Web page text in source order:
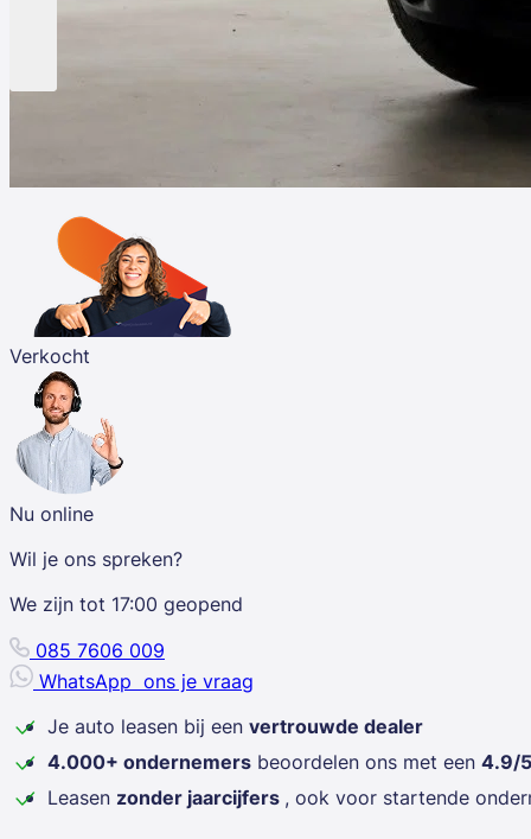
Verkocht
Nu online
Wil je ons spreken?
We zijn tot 17:00 geopend
085 7606 009
WhatsApp ons je vraag
Je auto leasen bij een vertrouwde dealer
4.000+ ondernemers beoordelen ons met een 4.9/5
Leasen zonder jaarcijfers , ook voor startende